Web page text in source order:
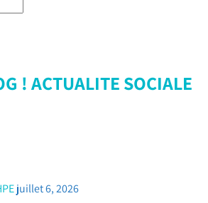
! ACTUALITE SOCIALE
juillet 6, 2026